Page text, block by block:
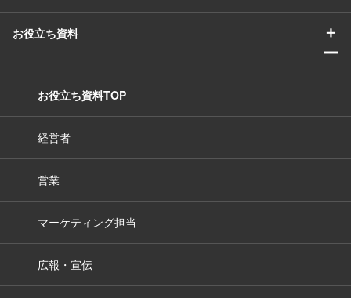
お役立ち資料
＋
ー
お役立ち資料TOP
経営者
営業
マーケティング担当
広報・宣伝